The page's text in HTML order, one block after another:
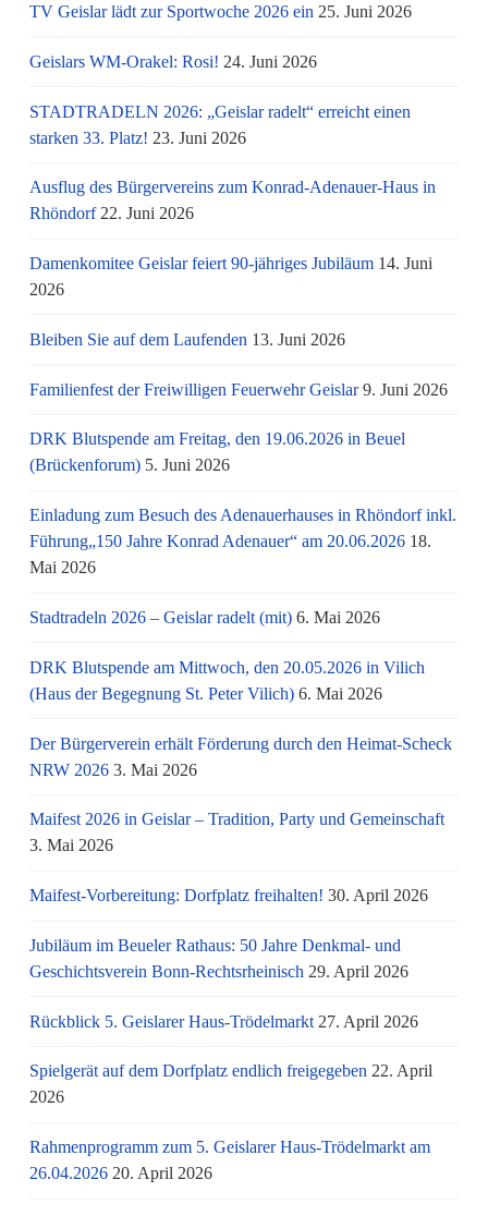
TV Geislar lädt zur Sportwoche 2026 ein 25. Juni 2026
Geislars WM-Orakel: Rosi! 24. Juni 2026
STADTRADELN 2026: „Geislar radelt“ erreicht einen
starken 33. Platz! 23. Juni 2026
Ausflug des Bürgervereins zum Konrad-Adenauer-Haus in
Rhöndorf 22. Juni 2026
Damenkomitee Geislar feiert 90-jähriges Jubiläum 14. Juni
2026
Bleiben Sie auf dem Laufenden 13. Juni 2026
Familienfest der Freiwilligen Feuerwehr Geislar 9. Juni 2026
DRK Blutspende am Freitag, den 19.06.2026 in Beuel
(Brückenforum) 5. Juni 2026
Einladung zum Besuch des Adenauerhauses in Rhöndorf inkl.
Führung„150 Jahre Konrad Adenauer“ am 20.06.2026 18.
Mai 2026
Stadtradeln 2026 – Geislar radelt (mit) 6. Mai 2026
DRK Blutspende am Mittwoch, den 20.05.2026 in Vilich
(Haus der Begegnung St. Peter Vilich) 6. Mai 2026
Der Bürgerverein erhält Förderung durch den Heimat-Scheck
NRW 2026 3. Mai 2026
Maifest 2026 in Geislar – Tradition, Party und Gemeinschaft
3. Mai 2026
Maifest-Vorbereitung: Dorfplatz freihalten! 30. April 2026
Jubiläum im Beueler Rathaus: 50 Jahre Denkmal- und
Geschichtsverein Bonn-Rechtsrheinisch 29. April 2026
Rückblick 5. Geislarer Haus-Trödelmarkt 27. April 2026
Spielgerät auf dem Dorfplatz endlich freigegeben 22. April
2026
Rahmenprogramm zum 5. Geislarer Haus-Trödelmarkt am
26.04.2026 20. April 2026